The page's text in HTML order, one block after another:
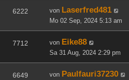
6222 von Laserfred481
Mo 02 Sep, 2024 5:13 am
7712 von Eike88
Sa 31 Aug, 2024 2:29 pm
6649 von Paulfauri37230